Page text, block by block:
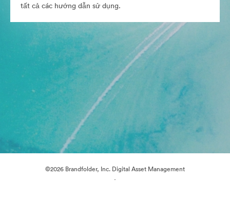
tất cả các hướng dẫn sử dụng.
©2026 Brandfolder, Inc. Digital Asset Management
·